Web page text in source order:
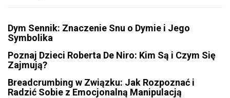
Dym Sennik: Znaczenie Snu o Dymie i Jego
Symbolika
Poznaj Dzieci Roberta De Niro: Kim Są i Czym Się
Zajmują?
Breadcrumbing w Związku: Jak Rozpoznać i
Radzić Sobie z Emocjonalną Manipulacją